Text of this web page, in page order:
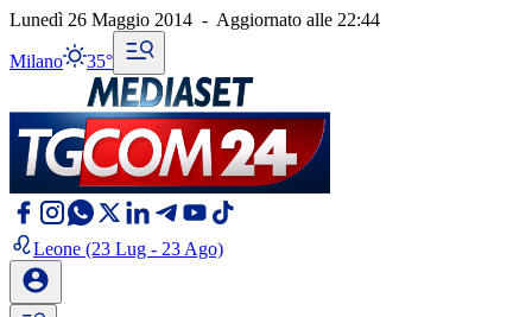
Lunedì 26 Maggio 2014 - Aggiornato alle 22:44
Milano 35°
Leone (23 Lug - 23 Ago)